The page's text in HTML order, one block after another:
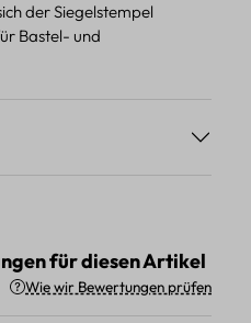
der Siegelstempel
Bastel- und
für diesen Artikel
Wie wir Bewertungen prüfen